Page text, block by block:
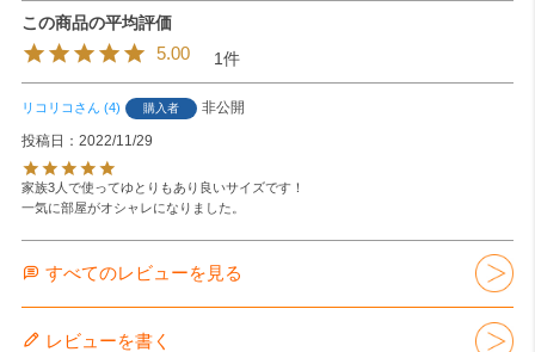
5.00 1
リコリコ 4 購入者
非公開
投稿日
2022/11/29
家族3人で使ってゆとりもあり良いサイズです！
すべてのレビューを見る
レビューを書く